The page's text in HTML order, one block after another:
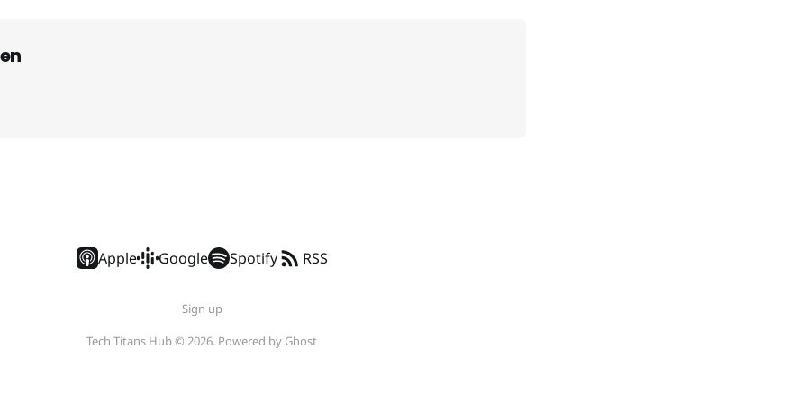
Apple Google Spotify RSS
Sign up
Tech Titans Hub © 2026. Powered by Ghost